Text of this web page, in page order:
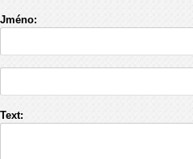
Jméno:
Text: